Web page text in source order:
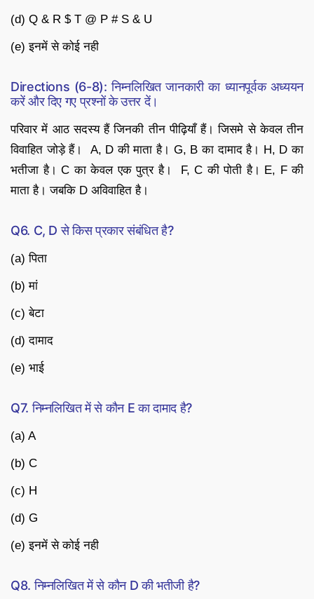
(d) Q & R $ T @ P # S & U
(e) इनमें से कोई नही
Directions (6-8): निम्नलिखित जानकारी का ध्यानपूर्वक अध्ययन
करें और दिए गए प्रश्नों के उत्तर दें।
परिवार में आठ सदस्य हैं जिनकी तीन पीढ़ियाँ हैं। जिसमे से केवल तीन
विवाहित जोड़े हैं। A, D की माता है। G, B का दामाद है। H, D का
भतीजा है। C का केवल एक पुत्र है। F, C की पोती है। E, F की
माता है। जबकि D अविवाहित है।
Q6. C, D से किस प्रकार संबंधित है?
(a) पिता
(b) मां
(c) बेटा
(d) दामाद
(e) भाई
Q7. निम्नलिखित में से कौन E का दामाद है?
(a) A
(b) C
(c) H
(d) G
(e) इनमें से कोई नही
Q8. निम्नलिखित में से कौन D की भतीजी है?